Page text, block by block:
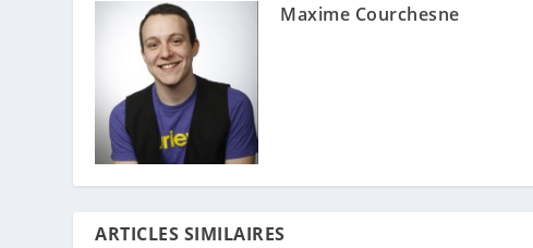
Maxime Courchesne
ARTICLES SIMILAIRES